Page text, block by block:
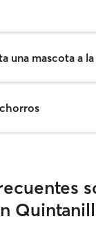
una mascota a